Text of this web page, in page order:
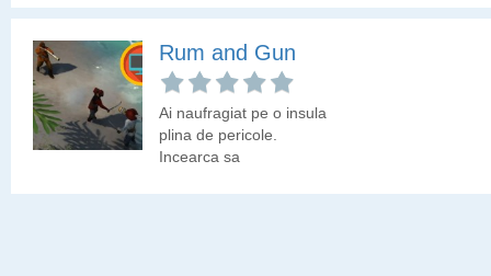
Rum and Gun
Ai naufragiat pe o insula
plina de pericole.
Incearca sa